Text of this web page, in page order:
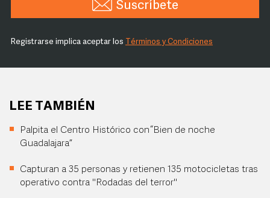
Suscríbete
Registrarse implica aceptar los Términos y Condiciones
LEE TAMBIÉN
Palpita el Centro Histórico con “Bien de noche
Guadalajara”
Capturan a 35 personas y retienen 135 motocicletas tras
operativo contra "Rodadas del terror"